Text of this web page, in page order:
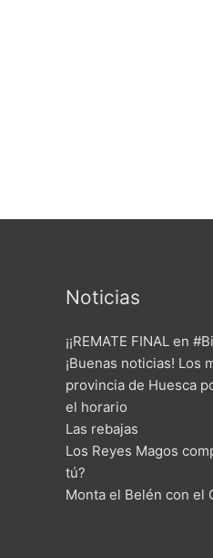
Noticias
¡¡REMATE FINAL en
¡Buenas noticias! Los
provincia de Huesca
el horario
Las rebajas
Los Reyes Magos
tú?
Monta el Belén con el